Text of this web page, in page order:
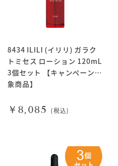
8434 ILILI (イリリ) ガラク
トミセス ローション 120mL
3個セット 【キャンペーン対
象商品】
￥8,085 (税込)